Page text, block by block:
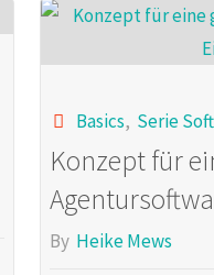
Basics, Serie
Konzept für
By Heike Mews